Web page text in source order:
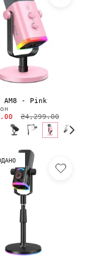
- Pink
₴4,299.00